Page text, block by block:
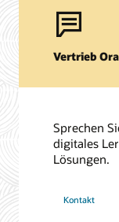
Vertrieb
Sprechen
digitales
Lösungen.
Kontakt